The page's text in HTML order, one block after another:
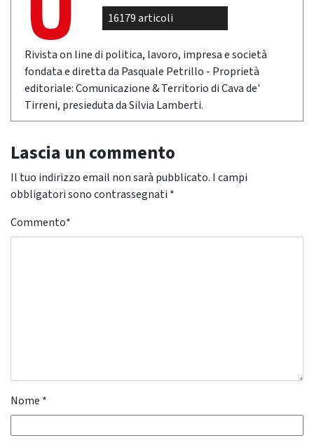
16179 articoli
Rivista on line di politica, lavoro, impresa e società
fondata e diretta da Pasquale Petrillo - Proprietà
editoriale: Comunicazione & Territorio di Cava de'
Tirreni, presieduta da Silvia Lamberti.
Lascia un commento
Il tuo indirizzo email non sarà pubblicato. I campi
obbligatori sono contrassegnati *
Commento*
Nome *